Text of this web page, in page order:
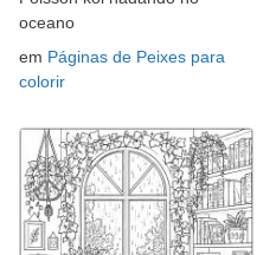
oceano
em Páginas de Peixes para
colorir